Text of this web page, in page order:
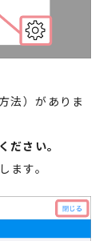
法）がありま
ださい。
ます。